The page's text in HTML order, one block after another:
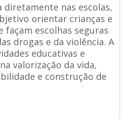
nas escolas,
orientar crianças e
façam escolhas seguras
drogas e da violência. A
educativas e
valorização da vida,
e construção de